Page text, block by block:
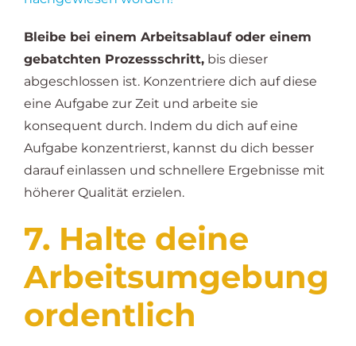
Bleibe bei einem Arbeitsablauf oder einem
gebatchten Prozessschritt,bis dieser
abgeschlossen ist. Konzentriere dich auf diese
eine Aufgabe zur Zeit und arbeite sie
konsequent durch. Indem du dich auf eine
Aufgabe konzentrierst, kannst du dich besser
darauf einlassen und schnellere Ergebnisse mit
höherer Qualität erzielen.
7. Halte deine
Arbeitsumgebung
ordentlich